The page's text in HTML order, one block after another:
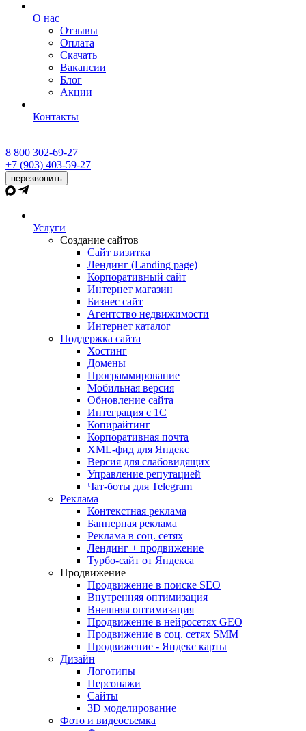
О нас
Отзывы
Оплата
Скачать
Вакансии
Блог
Акции
Контакты
8 800 302-69-27
+7 (903) 403-59-27
перезвонить
Услуги
Создание сайтов
Сайт визитка
Лендинг (Landing page)
Корпоративный сайт
Интернет магазин
Бизнес сайт
Агентство недвижимости
Интернет каталог
Поддержка сайта
Хостинг
Домены
Программирование
Мобильная версия
Обновление сайта
Интеграция с 1С
Копирайтинг
Корпоративная почта
XML-фид для Яндекс
Версия для слабовидящих
Управление репутацией
Чат-боты для Telegram
Реклама
Контекстная реклама
Баннерная реклама
Реклама в соц. сетях
Лендинг + продвижение
Турбо-сайт от Яндекса
Продвижение
Продвижение в поиске SEO
Внутренняя оптимизация
Внешняя оптимизация
Продвижение в нейросетях GEO
Продвижение в соц. сетях SMM
Продвижение - Яндекс карты
Дизайн
Логотипы
Персонажи
Сайты
3D моделирование
Фото и видеосъемка